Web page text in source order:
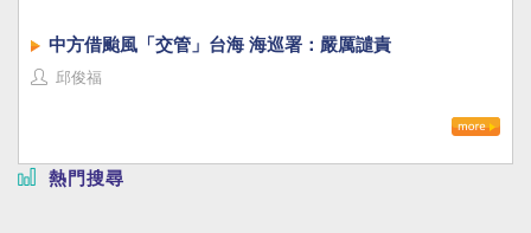
中方借颱風「交管」台海 海巡署：嚴厲譴責
邱俊福
熱門搜尋